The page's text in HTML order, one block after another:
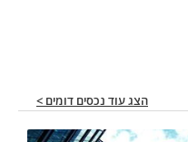
הצג עוד נכסים דומים >